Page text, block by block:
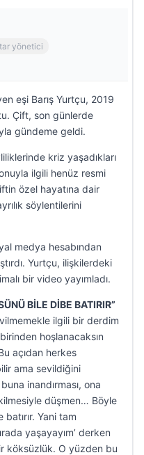
yönetici
eşi Barış Yurtçu, 2019
Çift, son günlerde
gündeme geldi.
kriz yaşadıkları
ilgili henüz resmi
özel hayatına dair
söylentilerini
medya hesabından
Yurtçu, ilişkilerdeki
bir video yayımladı.
BİLE DİBE BATIRIR”
ilgili bir derdim
hoşlanacaksın
açıdan herkes
ama sevildiğini
inandırması, ona
düşmen… Böyle
Yani tam
yaşayayım’ derken
köksüzlük. O yüzden bu